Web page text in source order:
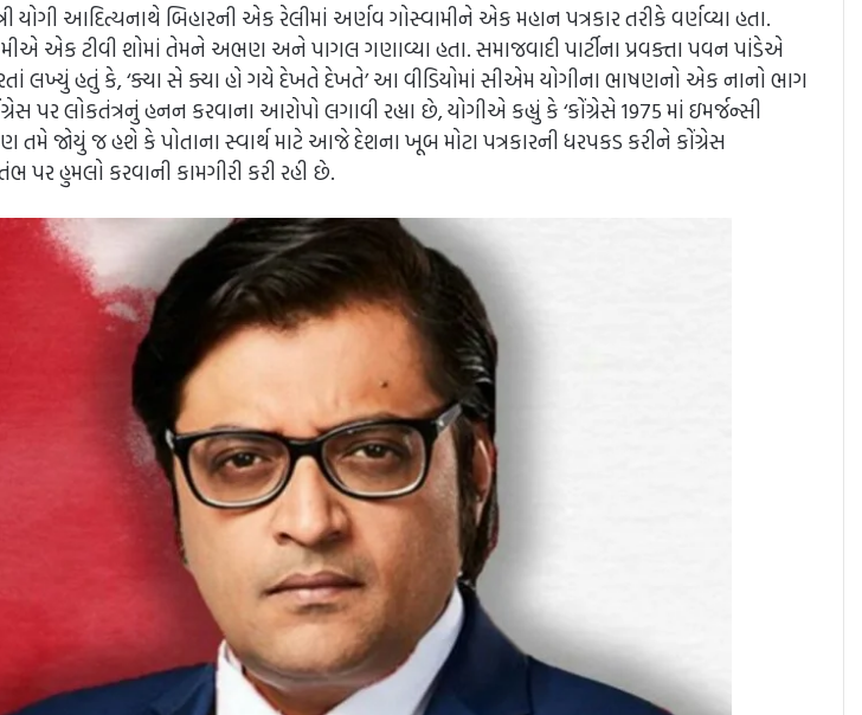
યોગી આદિત્યનાથે બિહારની એક રેલીમાં અર્ણવ ગોસ્વામીને એક મહાન પત્રકાર તરીકે વર્ણવ્યા હતા.
એક ટીવી શોમાં તેમને અભણ અને પાગલ ગણાવ્યા હતા. સમાજવાદી પાર્ટીના પ્રવક્તા પવન પાંડેએ
લખ્યું હતું કે, ‘ક્યા સે ક્યા હો ગયે દેખતે દેખતે’ આ વીડિયોમાં સીએમ યોગીના ભાષણનો એક નાનો ભાગ
પર લોકતંત્રનું હનન કરવાના આરોપો લગાવી રહ્યા છે, યોગીએ કહ્યું કે ‘કોંગ્રેસે 1975 માં ઇમર્જન્સી
જોયું જ હશે કે પોતાના સ્વાર્થ માટે આજે દેશના ખૂબ મોટા પત્રકારની ધરપકડ કરીને કોંગ્રેસ
પર હુમલો કરવાની કામગીરી કરી રહી છે.